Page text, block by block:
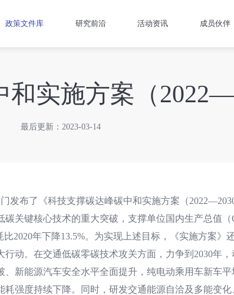
政策文件库 研究前沿 活动资讯 成员伙伴
实施方案（
最后更新：2023-03-14
发布了《科技支撑碳达峰碳中和实施方案（
碳关键核心技术的重大突破，支撑单位国内生产总值（
比2020年下降13.5%。为实现上述目标，《实施方案》
行动。在交通低碳零碳技术攻关方面，力争到2030年
、新能源汽车安全水平全面提升，纯电动乘用车新车
耗强度持续下降。同时，研发交通能源自洽及多能变